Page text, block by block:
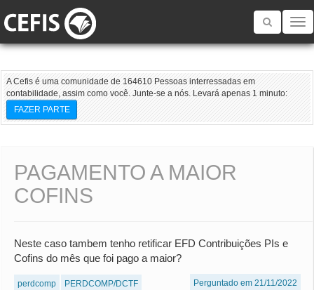
Toggle
A Cefis é uma comunidade de 164610 Pessoas interressadas em
contabilidade, assim como você. Junte-se a nós. Levará apenas 1 minuto:
FAZER PARTE
PAGAMENTO A MAIOR
COFINS
Neste caso tambem tenho retificar EFD Contribuições PIs e
Cofins do mês que foi pago a maior?
perdcomp PERDCOMP/DCTF Perguntado em 21/11/2022